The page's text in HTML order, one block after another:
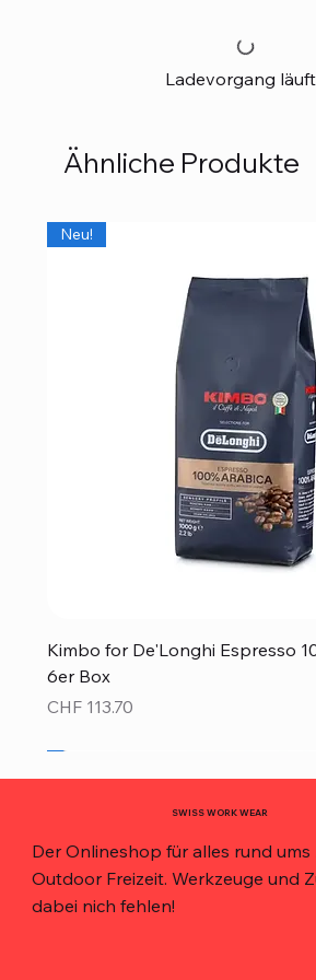
Ladevorgang
Ähnliche Produkte
Neu!
Kimbo for De'Longhi Espresso
6er Box
Preis
CHF 113.70
SWISS WORK WEAR
Der Onlineshop für alles rund
Outdoor Freizeit. Werkzeuge und
dabei nich fehlen!